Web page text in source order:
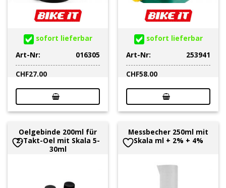
sofort lieferbar
Art-Nr:
016305
CHF27.00
sofort lieferbar
Art-Nr:
253941
CHF58.00
Oelgebinde 200ml für
2-Takt-Oel mit Skala 5-
30ml
Messbecher 250ml mit
Skala ml + 2% + 4%